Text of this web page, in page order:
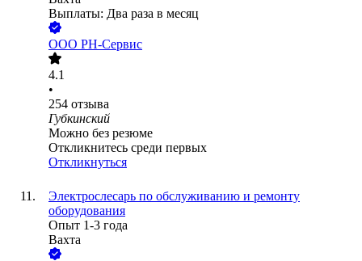
Выплаты: Два раза в месяц
ООО РН-Сервис
4.1
•
254 отзыва
Губкинский
Можно без резюме
Откликнитесь среди первых
Откликнуться
Электрослесарь по обслуживанию и ремонту
оборудования
Опыт 1-3 года
Вахта